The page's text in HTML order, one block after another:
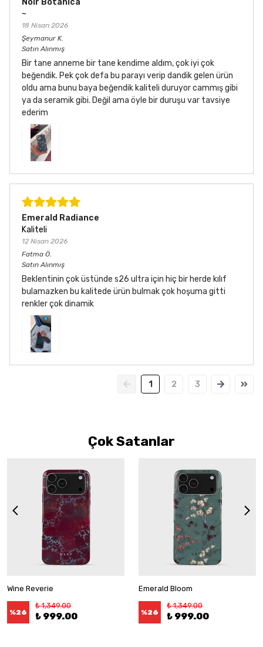
Noir Botanica
~
18 Nisan 2026
Şeymanur K.
Satın Alınmış
Bir tane anneme bir tane kendime aldım, çok iyi çok
beğendik. Pek çok defa bu parayı verip dandik gelen ürün
oldu ama bunu baya beğendik kaliteli duruyor cammış gibi
ya da seramik gibi. Değil ama öyle bir duruşu var tavsiye
ederim
Emerald Radiance
Kaliteli
12 Nisan 2026
Fatma Ö.
Satın Alınmış
Beklentinin çok üstünde s26 ultra için hiç bir herde kılıf
bulamazken bu kalitede ürün bulmak çok hoşuma gitti
renkler çok dinamik
1 2 3
Çok Satanlar
Wine Reverie
%26
₺ 1,349.00
₺ 999.00
Emerald Bloom
%26
₺ 1,349.00
₺ 999.00